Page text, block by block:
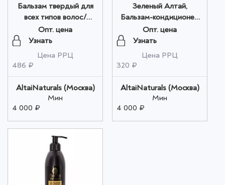
Бальзам твердый для
всех типов волос/
МУМИЕ ОБЛЕПИХА,
40 гр. оптом
Опт. цена
Узнать
Цена РРЦ
486 ₽
AltaiNaturals (Москва)
Мин
4 000 ₽
Зеленый Алтай,
Бальзам-кондиционер
для волос с мумиё
280мл оптом
Опт. цена
Узнать
Цена РРЦ
320 ₽
AltaiNaturals (Москва)
Мин
4 000 ₽